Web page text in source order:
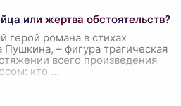
или жертва обстоятельств?
герой романа в стихах
– фигура трагическая
всего произведения
кто ...